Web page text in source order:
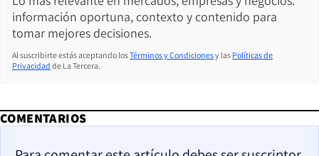
información oportuna, contexto y contenido para
tomar mejores decisiones.
Al suscribirte estás aceptando losTérminos y Condicionesy las Políticas de
Privacidad de La Tercera.
COMENTARIOS